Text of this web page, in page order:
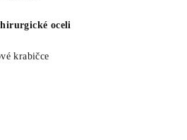
oceli
krabičce